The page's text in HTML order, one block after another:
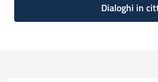
Dialoghi in